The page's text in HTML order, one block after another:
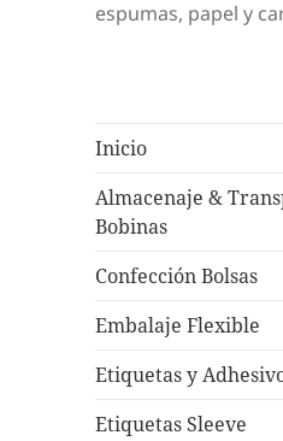
espumas, papel y
Inicio
Almacenaje &
Bobinas
Confección Bolsas
Embalaje Flexible
Etiquetas y
Etiquetas Sleeve